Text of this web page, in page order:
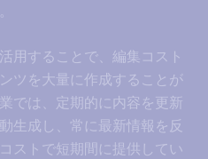
用することで、編集コスト
ツを大量に作成することが
では、定期的に内容を更新
生成し、常に最新情報を反
ストで短期間に提供してい